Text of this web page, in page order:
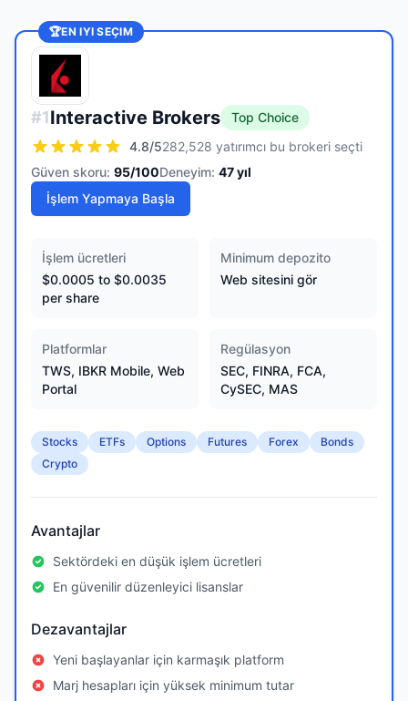
🏆EN IYI SEÇIM
#1Interactive Brokers
Top Choice
4.8/5282,528 yatırımcı bu brokeri seçti
Güven skoru: 95/100Deneyim: 47yıl
İşlem Yapmaya Başla
İşlem ücretleri
$0.0005 to $0.0035
per share
Minimum depozito
Web sitesini gör
Platformlar
TWS, IBKR Mobile, Web
Portal
Regülasyon
SEC, FINRA, FCA,
CySEC, MAS
Stocks ETFs Options Futures Forex
Bonds
Crypto
Avantajlar
Sektördeki en düşük işlem ücretleri
En güvenilir düzenleyici lisanslar
Dezavantajlar
Yeni başlayanlar için karmaşık platform
Marj hesapları için yüksek minimum tutar